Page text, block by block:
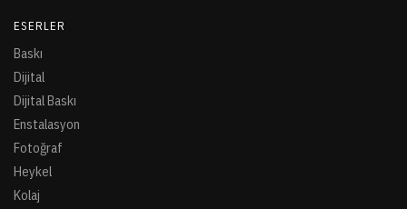
ESERLER
Baskı
Dijital
Dijital Baskı
Enstalasyon
Fotoğraf
Heykel
Kolaj